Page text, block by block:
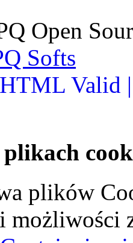
Open
Softs
Valid
plików
możliwości